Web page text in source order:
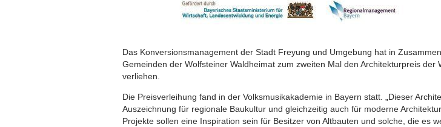
Das Konversionsmanagement der Stadt Freyung und Umgebung hat in
Gemeinden der Wolfsteiner Waldheimat zum zweiten Mal den Architekturpreis der
verliehen.
Die Preisverleihung fand in der Volksmusikakademie in Bayern statt. „Dieser
Auszeichnung für regionale Baukultur und gleichzeitig auch für moderne
Projekte sollen eine Inspiration sein für Besitzer von Altbauten und solche, die es